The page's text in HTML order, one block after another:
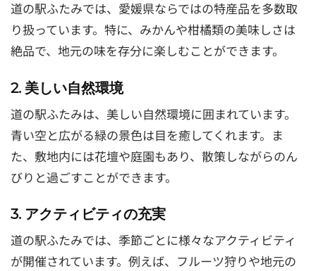
道の駅ふたみでは、愛媛県ならではの特産品を多数取
り扱っています。特に、みかんや柑橘類の美味しさは
絶品で、地元の味を存分に楽しむことができます。
2. 美しい自然環境
道の駅ふたみは、美しい自然環境に囲まれています。
青い空と広がる緑の景色は目を癒してくれます。ま
た、敷地内には花壇や庭園もあり、散策しながらのん
びりと過ごすことができます。
3. アクティビティの充実
道の駅ふたみでは、季節ごとに様々なアクティビティ
が開催されています。例えば、フルーツ狩りや地元の